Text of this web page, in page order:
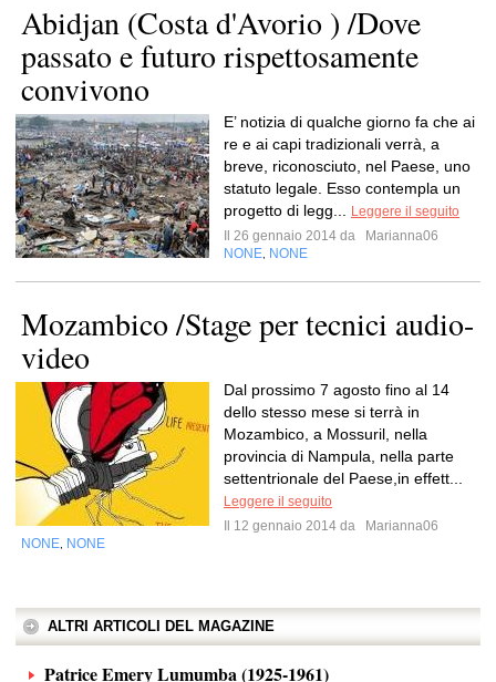
Abidjan (Costa d'Avorio ) /Dove
passato e futuro rispettosamente
convivono
E’ notizia di qualche giorno fa che ai
re e ai capi tradizionali verrà, a
breve, riconosciuto, nel Paese, uno
statuto legale. Esso contempla un
progetto di legg...
Leggere il seguito
Il 26 gennaio 2014 da
Marianna06
NONE NONE
Mozambico /Stage per tecnici audio-
video
Dal prossimo 7 agosto fino al 14
dello stesso mese si terrà in
Mozambico, a Mossuril, nella
provincia di Nampula, nella parte
settentrionale del Paese,in effett...
Leggere il seguito
Il 12 gennaio 2014 da
Marianna06
NONE NONE
ALTRI ARTICOLI DEL MAGAZINE
Patrice Emery Lumumba (1925-1961)